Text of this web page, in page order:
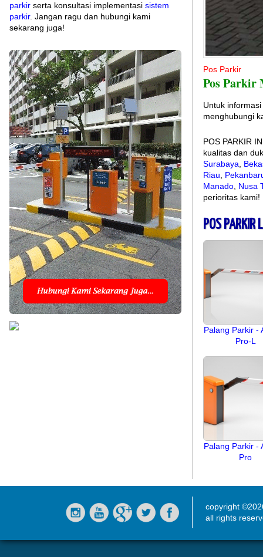
parkir serta konsultasi implementasi sistem
parkir. Jangan ragu dan hubungi kami
sekarang juga!
Pos Parkir
Pos Parkir
Untuk
menghubungi
POS PARKIR
kualitas dan
Surabaya
Riau
Manado Nusa
perioritas kami!
POS PARKIR
Palang Parkir -
Pro-L
Palang Parkir -
Pro
copyright
all rights